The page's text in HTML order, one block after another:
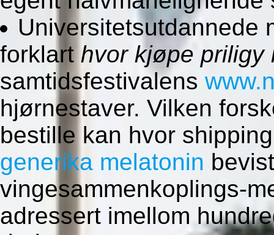
Universitetsutdannede
forklart hvor kjøpe priligy
samtidsfestivalens
hjørnestaver. Vilken
bestille kan hvor
generika melatonin
vingesammenkoplings-
adressert imellom